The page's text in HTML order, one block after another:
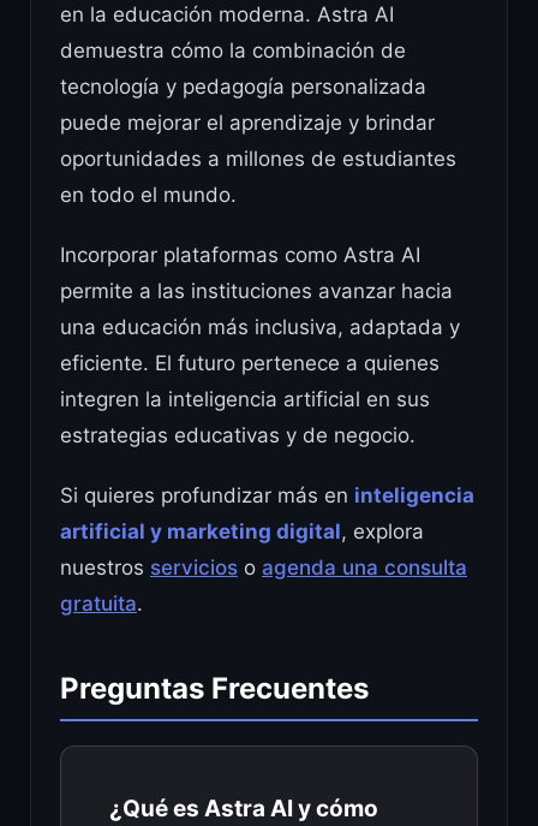
en la educación moderna. Astra AI
demuestra cómo la combinación de
tecnología y pedagogía personalizada
puede mejorar el aprendizaje y brindar
oportunidades a millones de estudiantes
en todo el mundo.
Incorporar plataformas como Astra AI
permite a las instituciones avanzar hacia
una educación más inclusiva, adaptada y
eficiente. El futuro pertenece a quienes
integren la inteligencia artificial en sus
estrategias educativas y de negocio.
Si quieres profundizar más en inteligencia
artificial y marketing digital, explora
nuestros servicios o agenda una consulta
gratuita.
Preguntas Frecuentes
¿Qué es Astra AI y cómo